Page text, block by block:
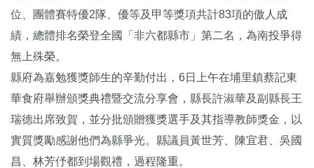
位、團體賽特優2隊、優等及甲等獎項共計83項的傲人成
績，總體排名榮登全國「非六都縣市」第二名，為南投爭得
無上殊榮。
縣府為嘉勉獲獎師生的辛勤付出，6日上午在埔里鎮蔡記東
華食府舉辦頒獎典禮暨交流分享會，縣長許淑華及副縣長王
瑞德出席致賀，並分批頒贈獲獎選手及其指導教師獎金，以
實質獎勵感謝他們為縣爭光。縣議員黃世芳、陳宜君、吳國
昌、林芳伃都到場觀禮，過程隆重。